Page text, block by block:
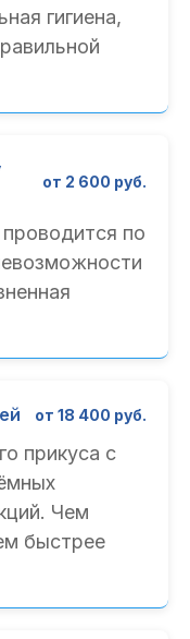
гигиена,
от 2 600 руб.
по
от 18 400 руб.
прикуса с
Чем
быстрее